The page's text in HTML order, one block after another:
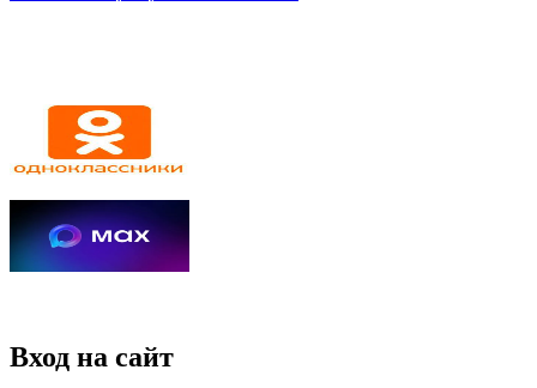
Вход на сайт